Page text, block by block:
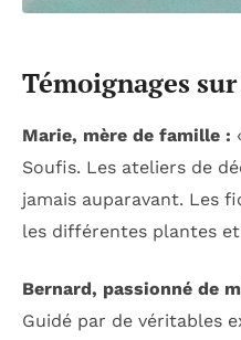
Témoignages
Marie, mère de famille :
Soufis. Les ateliers de
jamais auparavant. Les
les différentes plantes
Bernard, passionné de
Guidé par de véritables